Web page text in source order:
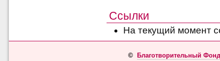
Ссылки
На текущий момент
© Благотворительный